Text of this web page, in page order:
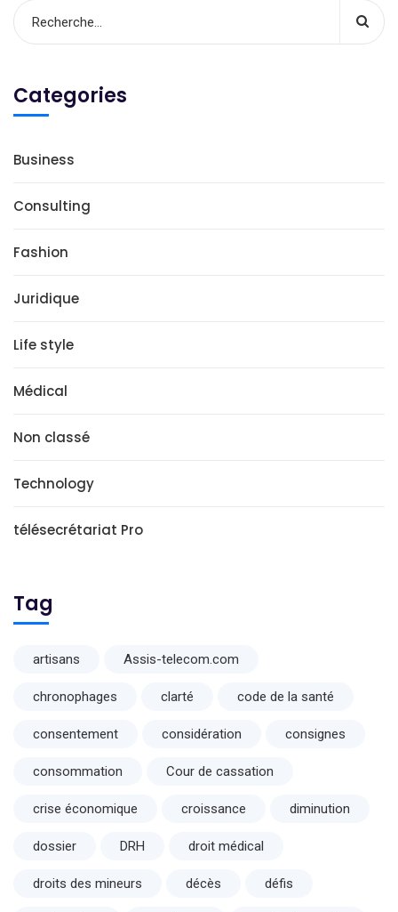
Categories
Business
Consulting
Fashion
Juridique
Life style
Médical
Non classé
Technology
télésecrétariat Pro
Tag
artisans Assis-telecom.com
chronophages clarté code de la santé
consentement considération consignes
consommation Cour de cassation
crise économique croissance diminution
dossier DRH droit médical
droits des mineurs décès défis